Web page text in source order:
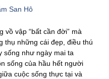
San Hô
vồ vập “bất cần đời” mà
thụ những cái đẹp, điều thú
sống như ngày mai ta
sống của hầu hết người
cuộc sống thực tại và